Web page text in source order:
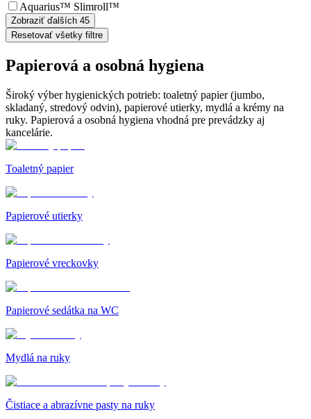
Aquarius™ Slimroll™
Zobraziť ďalších 45
Resetovať všetky filtre
Papierová a osobná hygiena
Široký výber hygienických potrieb: toaletný papier (jumbo,
skladaný, stredový odvin), papierové utierky, mydlá a krémy na
ruky. Papierová a osobná hygiena vhodná pre prevádzky aj
kancelárie.
Toaletný papier
Papierové utierky
Papierové vreckovky
Papierové sedátka na WC
Mydlá na ruky
Čistiace a abrazívne pasty na ruky